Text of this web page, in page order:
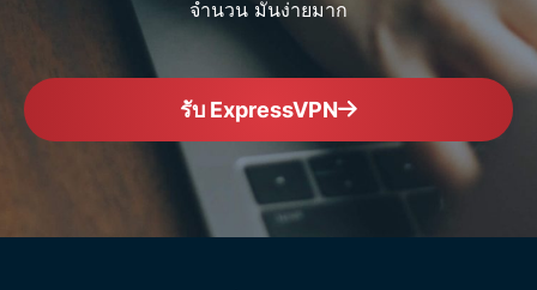
จำนวน มันง่ายมาก
รับ ExpressVPN